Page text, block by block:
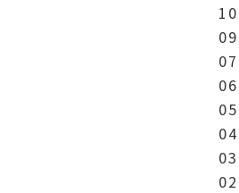
10
09
07
06
05
04
03
02